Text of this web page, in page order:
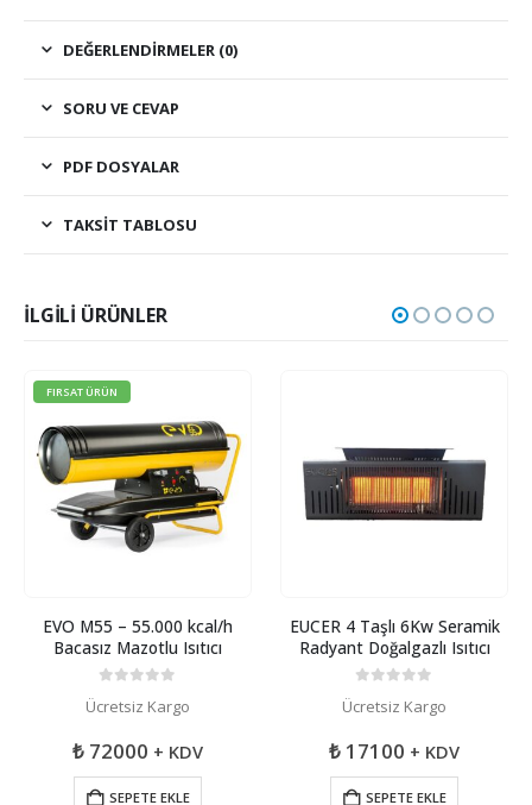
DEĞERLENDIRMELER (0)
SORU VE CEVAP
PDF DOSYALAR
TAKSIT TABLOSU
İLGILI ÜRÜNLER
FIRSAT ÜRÜN
EVO M55 – 55.000 kcal/h
Bacasız Mazotlu Isıtıcı
Ücretsiz Kargo
₺ 72000 + KDV
SEPETE EKLE
EUCER 4 Taşlı 6Kw Seramik
Radyant Doğalgazlı Isıtıcı
Ücretsiz Kargo
₺ 17100 + KDV
SEPETE EKLE